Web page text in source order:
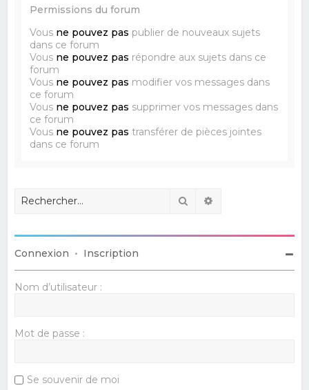
Permissions du forum
Vous ne pouvez pas publier de nouveaux sujets
dans ce forum
Vous ne pouvez pas répondre aux sujets dans ce
forum
Vous ne pouvez pas modifier vos messages dans
ce forum
Vous ne pouvez pas supprimer vos messages dans
ce forum
Vous ne pouvez pas transférer de pièces jointes
dans ce forum
Rechercher
Connexion • Inscription
Nom d’utilisateur :
Mot de passe :
Se souvenir de moi